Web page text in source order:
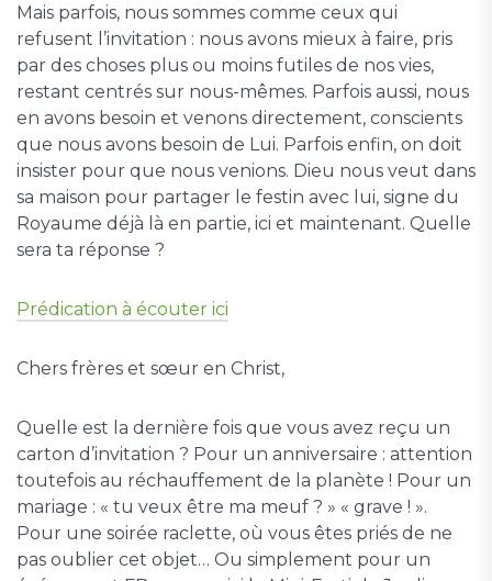
Mais parfois, nous sommes comme ceux qui
refusent l’invitation : nous avons mieux à faire, pris
par des choses plus ou moins futiles de nos vies,
restant centrés sur nous-mêmes. Parfois aussi, nous
en avons besoin et venons directement, conscients
que nous avons besoin de Lui. Parfois enfin, on doit
insister pour que nous venions. Dieu nous veut dans
sa maison pour partager le festin avec lui, signe du
Royaume déjà là en partie, ici et maintenant. Quelle
sera ta réponse ?
Prédication à écouter ici
Chers frères et sœur en Christ,
Quelle est la dernière fois que vous avez reçu un
carton d’invitation ? Pour un anniversaire : attention
toutefois au réchauffement de la planète ! Pour un
mariage : « tu veux être ma meuf ? » « grave ! ».
Pour une soirée raclette, où vous êtes priés de ne
pas oublier cet objet… Ou simplement pour un